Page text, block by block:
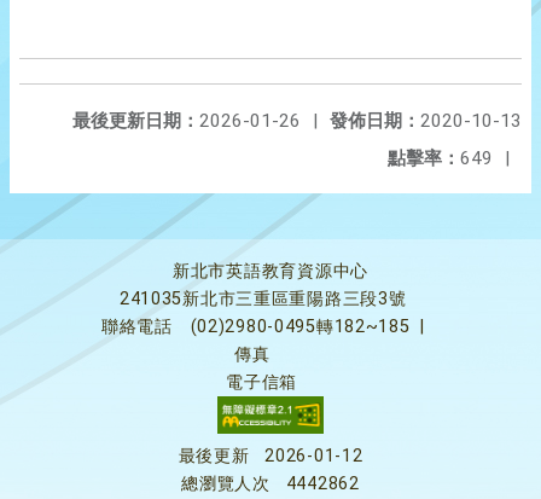
發佈日期： 2020-10-13
最後更新日期： 2026-01-26
|
點擊率： 649 |
新北市英語教育資源中心
241035新北市三重區重陽路三段3號
聯絡電話
(02)2980-0495轉182~185
傳真
電子信箱
最後更新
2026-01-12
總瀏覽人次
4442862